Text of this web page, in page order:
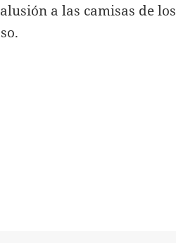
a las camisas de los